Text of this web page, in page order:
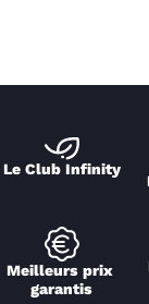
Le Club Infinity
Meilleurs prix
garantis